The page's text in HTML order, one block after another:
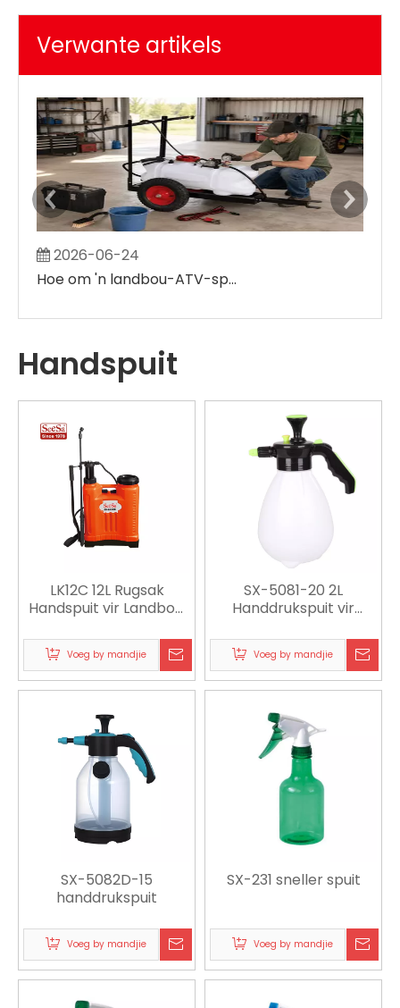
Verwante artikels
2026-06-24
Hoe om 'n landbou-ATV-spuit te onderhou
Handspuit
LK12C 12L Rugsak
Handspuit vir Landbou,
Plaagbeheer
Voeg by mandjie
SX-5081-20 2L
Handdrukspuit vir
en sanitasie
Voeg by mandjie
SX-5082D-15
handdrukspuit
Voeg by mandjie
SX-231 sneller spuit
Voeg by mandjie